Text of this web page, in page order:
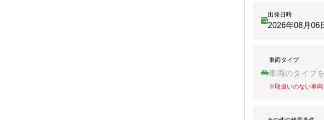
出発日時
2026年08月06
車両タイプ
車両のタイプ
※取扱いのない車